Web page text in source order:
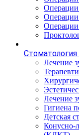
Операции
Стоматология
Лечение
Лечение
Гигиена
Детская
Конусно-